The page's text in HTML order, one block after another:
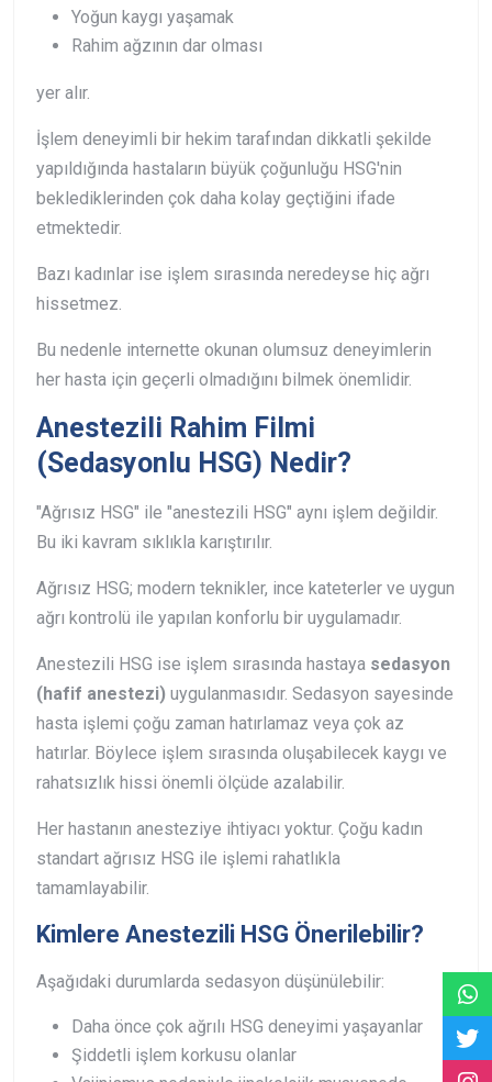
Yoğun kaygı yaşamak
Rahim ağzının dar olması
yer alır.
İşlem deneyimli bir hekim tarafından dikkatli şekilde
yapıldığında hastaların büyük çoğunluğu HSG'nin
beklediklerinden çok daha kolay geçtiğini ifade
etmektedir.
Bazı kadınlar ise işlem sırasında neredeyse hiç ağrı
hissetmez.
Bu nedenle internette okunan olumsuz deneyimlerin
her hasta için geçerli olmadığını bilmek önemlidir.
Anestezili Rahim Filmi
(Sedasyonlu HSG) Nedir?
"Ağrısız HSG" ile "anestezili HSG" aynı işlem değildir.
Bu iki kavram sıklıkla karıştırılır.
Ağrısız HSG; modern teknikler, ince kateterler ve uygun
ağrı kontrolü ile yapılan konforlu bir uygulamadır.
Anestezili HSG ise işlem sırasında hastaya sedasyon
(hafif anestezi) uygulanmasıdır. Sedasyon sayesinde
hasta işlemi çoğu zaman hatırlamaz veya çok az
hatırlar. Böylece işlem sırasında oluşabilecek kaygı ve
rahatsızlık hissi önemli ölçüde azalabilir.
Her hastanın anesteziye ihtiyacı yoktur. Çoğu kadın
standart ağrısız HSG ile işlemi rahatlıkla
tamamlayabilir.
Kimlere Anestezili HSG Önerilebilir?
Aşağıdaki durumlarda sedasyon düşünülebilir:
Daha önce çok ağrılı HSG deneyimi yaşayanlar
Şiddetli işlem korkusu olanlar